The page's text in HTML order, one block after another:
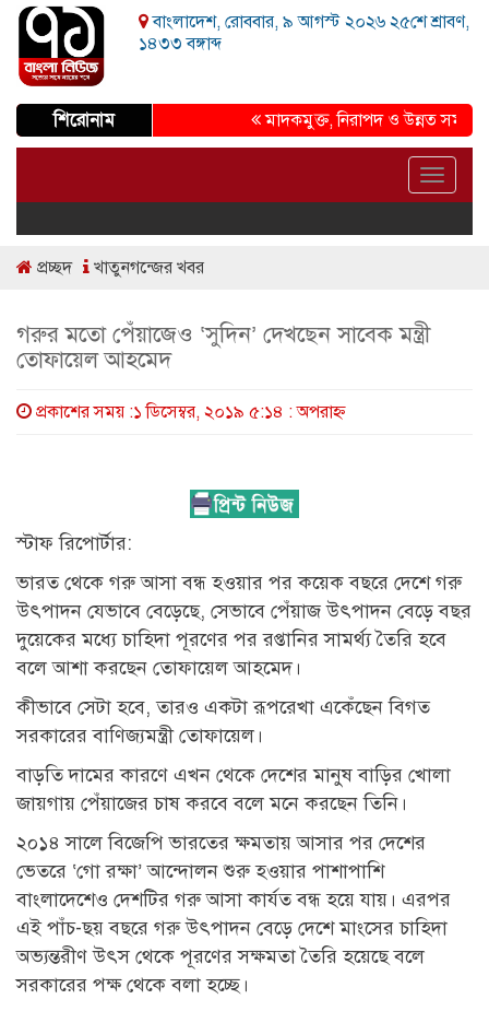
বাংলাদেশ, রোববার, ৯ আগস্ট ২০২৬ ২৫শে শ্রাবণ,
১৪৩৩ বঙ্গাব্দ
শিরোনাম মাদকমুক্ত, নিরাপদ ও উন্নত সমাজ গড়ার
Toggle
প্রচ্ছদ খাতুনগন্জের খবর
গরুর মতো পেঁয়াজেও ‘সুদিন’ দেখছেন সাবেক মন্ত্রী
তোফায়েল আহমেদ
প্রকাশের সময় :১ ডিসেম্বর, ২০১৯ ৫:১৪ : অপরাহ্ণ
স্টাফ রিপোর্টার:
ভারত থেকে গরু আসা বন্ধ হওয়ার পর কয়েক বছরে দেশে গরু
উৎপাদন যেভাবে বেড়েছে, সেভাবে পেঁয়াজ উৎপাদন বেড়ে বছর
দুয়েকের মধ্যে চাহিদা পূরণের পর রপ্তানির সামর্থ্য তৈরি হবে
বলে আশা করছেন তোফায়েল আহমেদ।
কীভাবে সেটা হবে, তারও একটা রূপরেখা একেঁছেন বিগত
সরকারের বাণিজ্যমন্ত্রী তোফায়েল।
বাড়তি দামের কারণে এখন থেকে দেশের মানুষ বাড়ির খোলা
জায়গায় পেঁয়াজের চাষ করবে বলে মনে করছেন তিনি।
২০১৪ সালে বিজেপি ভারতের ক্ষমতায় আসার পর দেশের
ভেতরে ‘গো রক্ষা’ আন্দোলন শুরু হওয়ার পাশাপাশি
বাংলাদেশেও দেশটির গরু আসা কার্যত বন্ধ হয়ে যায়। এরপর
এই পাঁচ-ছয় বছরে গরু উৎপাদন বেড়ে দেশে মাংসের চাহিদা
অভ্যন্তরীণ উৎস থেকে পূরণের সক্ষমতা তৈরি হয়েছে বলে
সরকারের পক্ষ থেকে বলা হচ্ছে।